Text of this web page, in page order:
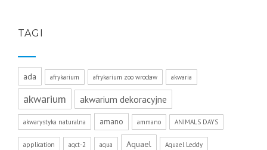
TAGI
ada afrykarium afrykarium zoo wrocław akwaria
akwarium akwarium dekoracyjne
akwarystyka naturalna amano ammano ANIMALS DAYS
application aqct-2 aqua Aquael Aquael Leddy